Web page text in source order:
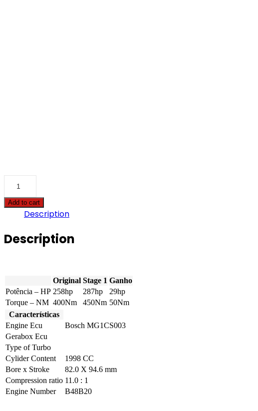
7
serie
-
258hp
Add to cart
Description
Description
Original Stage 1 Ganho
Potência – HP 258hp 287hp
29hp
Torque – NM 400Nm 450Nm 50Nm
Características
Engine Ecu
Bosch MG1CS003
Gerabox Ecu
Type of Turbo
Cylider Content
1998 CC
Bore x Stroke
82.0 X 94.6 mm
Compression ratio 11.0 : 1
Engine Number
B48B20